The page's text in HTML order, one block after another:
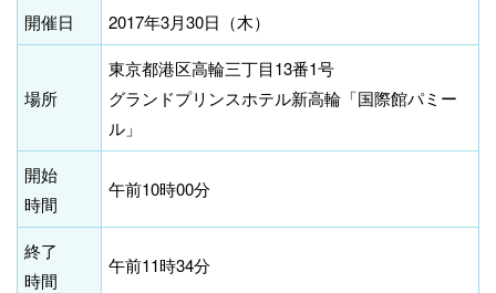
開催日 2017年3月30日（木）
場所
東京都港区高輪三丁目13番1号
グランドプリンスホテル新高輪「国際館パミー
ル」
開始
時間
午前10時00分
終了
時間
午前11時34分